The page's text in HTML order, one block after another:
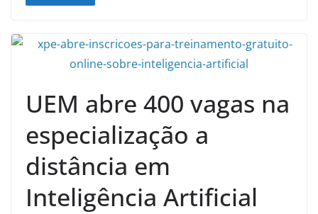
UEM abre 400 vagas na
especialização a
distância em
Inteligência Artificial